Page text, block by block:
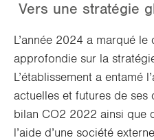
Vers une stratégie
L’année 2024 a marqué
approfondie sur la
L’établissement a entamé
actuelles et futures de ses
bilan CO2 2022 ainsi que
l’aide d’une société